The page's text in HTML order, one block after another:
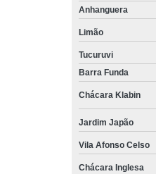
Anhanguera
Limão
Tucuruvi
Barra Funda
Chácara Klabin
Jardim Japão
Vila Afonso Celso
Chácara Inglesa